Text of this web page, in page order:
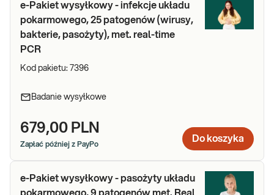
e-Pakiet wysyłkowy - infekcje układu
pokarmowego, 25 patogenów (wirusy,
bakterie, pasożyty), met. real-time
PCR
Kod pakietu: 7396
Badanie wysyłkowe
679,00 PLN
Zapłać później z PayPo
Do koszyka
e-Pakiet wysyłkowy - pasożyty układu
pokarmowego, 9 patogenów met. Real